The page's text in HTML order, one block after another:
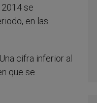
se
en las
cifra inferior al
que se